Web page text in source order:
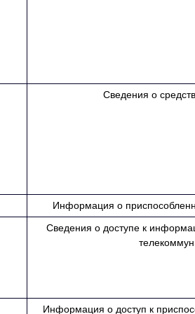
Сведения о
Информация о
Сведения о доступе к
Информация о доступ к